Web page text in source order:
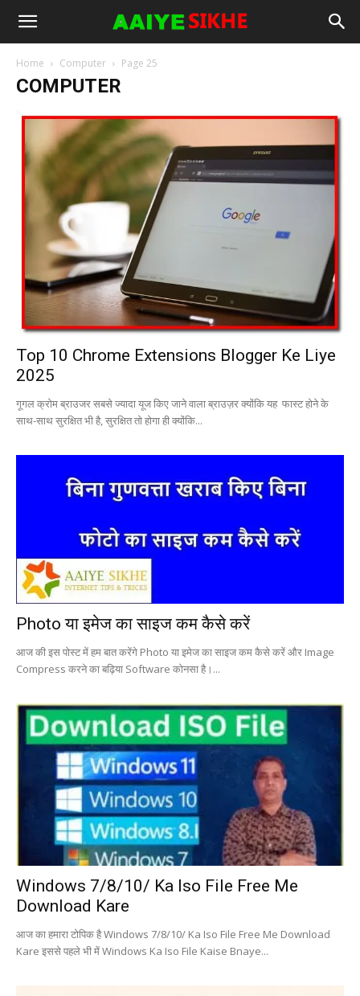
Home Computer Page 25
COMPUTER
Top 10 Chrome Extensions Blogger Ke Liye
2025
गूगल क्रोम ब्राउजर सबसे ज्यादा यूज किए जाने वाला ब्राउज़र क्योंकि यह फास्ट होने के
साथ-साथ सुरक्षित भी है, सुरक्षित तो होगा ही क्योंकि...
Photo या इमेज का साइज कम कैसे करें
आज की इस पोस्ट में हम बात करेंगे Photo या इमेज का साइज कम कैसे करें और Image
Compress करने का बढ़िया Software कोनसा है।...
Windows 7/8/10/ Ka Iso File Free Me
Download Kare
आज का हमारा टोपिक है Windows 7/8/10/ Ka Iso File Free Me Download
Kare इससे पहले भी में Windows Ka Iso File Kaise Bnaye...